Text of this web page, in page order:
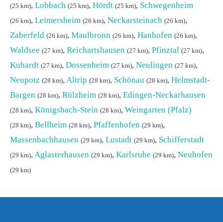
(25 km), Lobbach (25 km), Hördt (25 km), Schwegenheim
(26 km), Leimersheim (26 km), Neckarsteinach (26 km),
Zaberfeld (26 km), Maulbronn (26 km), Hanhofen (26 km),
Waldsee (27 km), Reichartshausen (27 km), Pfinztal (27 km),
Kuhardt (27 km), Dossenheim (27 km), Neulingen (27 km),
Neupotz (28 km), Altrip (28 km), Schönau (28 km), Helmstadt-
Bargen (28 km), Rülzheim (28 km), Edingen-Neckarhausen
(28 km), Königsbach-Stein (28 km), Weingarten (Pfalz)
(28 km), Bellheim (28 km), Pfaffenhofen (29 km),
Massenbachhausen (29 km), Lustadt (29 km), Schifferstadt
(29 km), Aglasterhausen (29 km), Karlsruhe (29 km), Neuhofen
(29 km)